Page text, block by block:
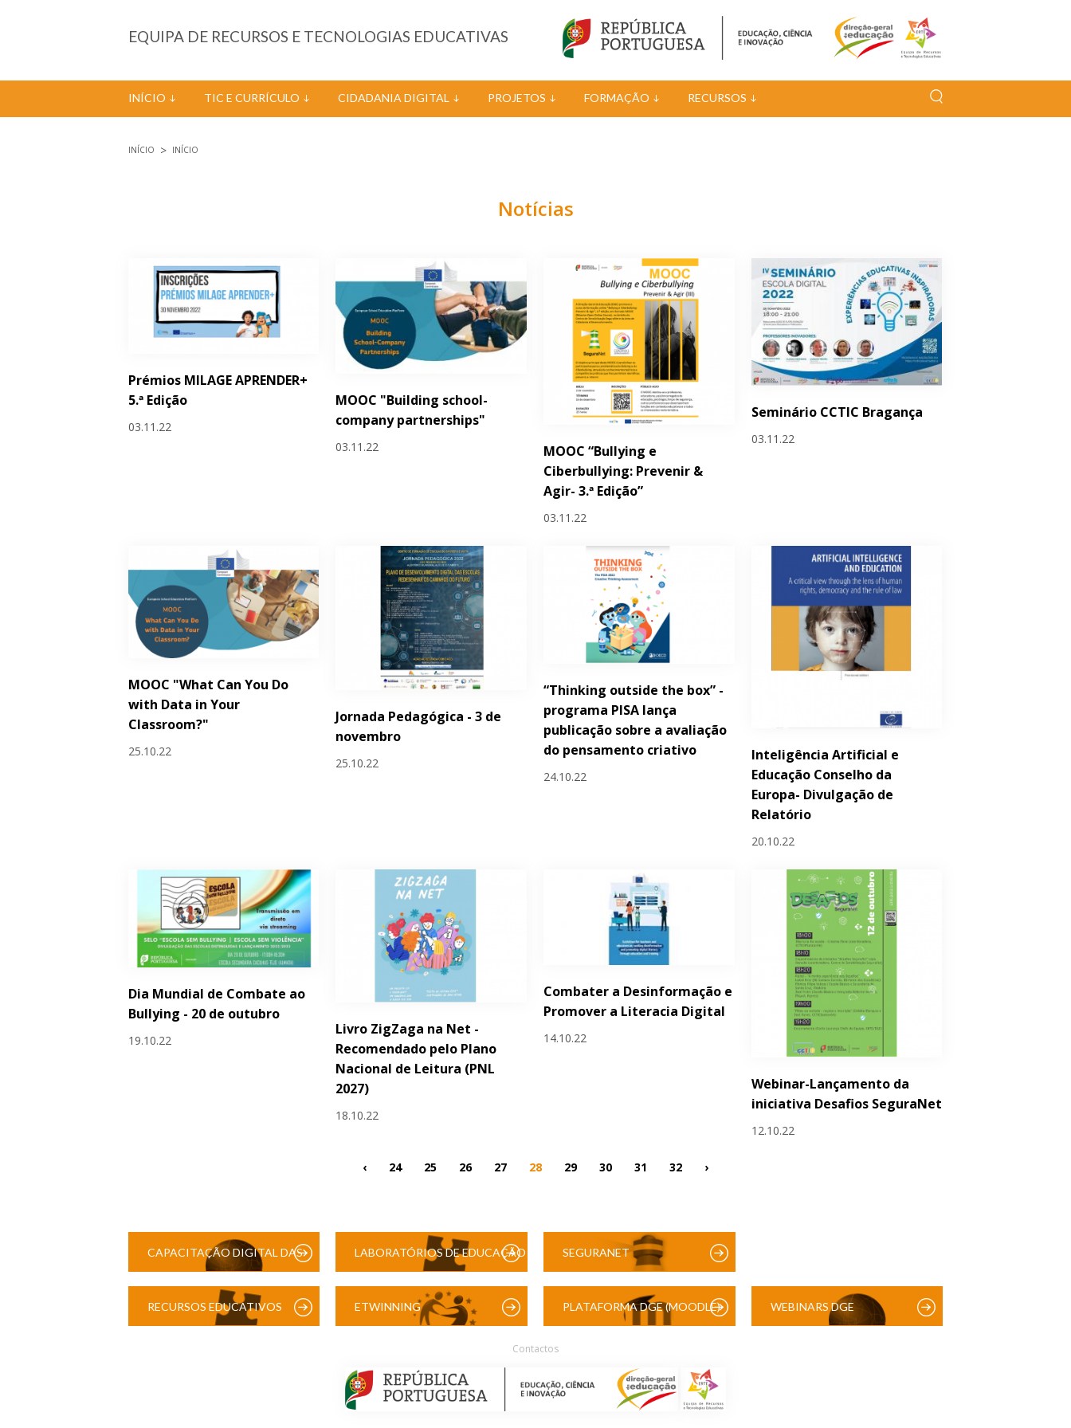
EQUIPA DE RECURSOS E TECNOLOGIAS EDUCATIVAS
INÍCIO TIC E CURRÍCULO CIDADANIA DIGITAL PROJETOS FORMAÇÃO RECURSOS
INÍCIO INÍCIO
Notícias
Prémios MILAGE APRENDER+
5.ª Edição
03.11.22
MOOC "Building school-
company partnerships"
03.11.22
MOOC “Bullying e
Ciberbullying: Prevenir &
Agir- 3.ª Edição”
03.11.22
Seminário CCTIC Bragança
03.11.22
MOOC "What Can You Do
with Data in Your
Classroom?"
25.10.22
Jornada Pedagógica - 3 de
novembro
25.10.22
“Thinking outside the box” -
programa PISA lança
publicação sobre a avaliação
do pensamento criativo
24.10.22
Inteligência Artificial e
Educação Conselho da
Europa- Divulgação de
Relatório
20.10.22
Dia Mundial de Combate ao
Bullying - 20 de outubro
19.10.22
Livro ZigZaga na Net -
Recomendado pelo Plano
Nacional de Leitura (PNL
2027)
18.10.22
Combater a Desinformação e
Promover a Literacia Digital
14.10.22
Webinar-Lançamento da
iniciativa Desafios SeguraNet
12.10.22
Páginas
‹ 24 25 26 27 28 29 30 31 32 ›
CAPACITAÇÃO DIGITAL DAS LABORATÓRIOS DE EDUCAÇÃO SEGURANET
RECURSOS EDUCATIVOS ETWINNING PLATAFORMA DGE (MOODLE) WEBINARS DGE
Contactos